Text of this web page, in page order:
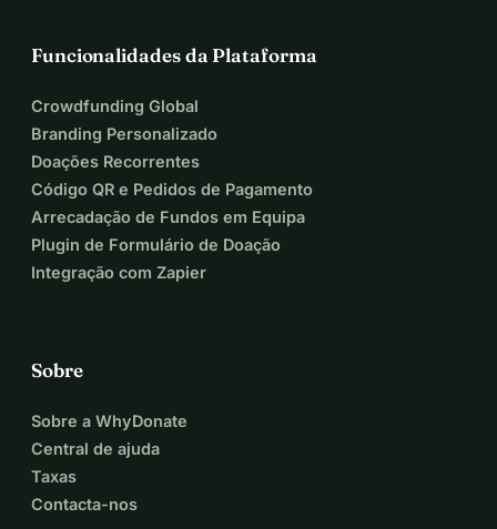
Funcionalidades da Plataforma
Crowdfunding Global
Branding Personalizado
Doações Recorrentes
Código QR e Pedidos de Pagamento
Arrecadação de Fundos em Equipa
Plugin de Formulário de Doação
Integração com Zapier
Sobre
Sobre a WhyDonate
Central de ajuda
Taxas
Contacta-nos